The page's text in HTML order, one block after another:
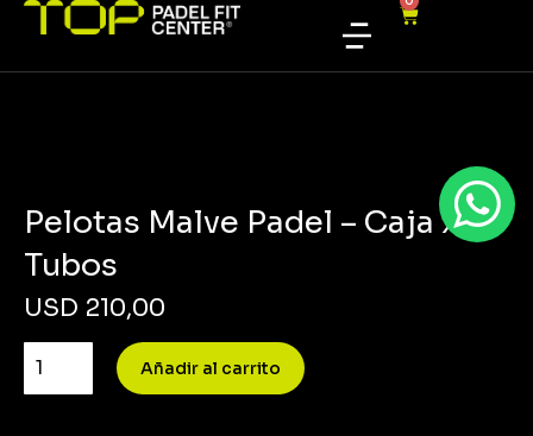
Pelotas Malve Padel – Caja x 24
Tubos
USD 210,00
Añadir al carrito